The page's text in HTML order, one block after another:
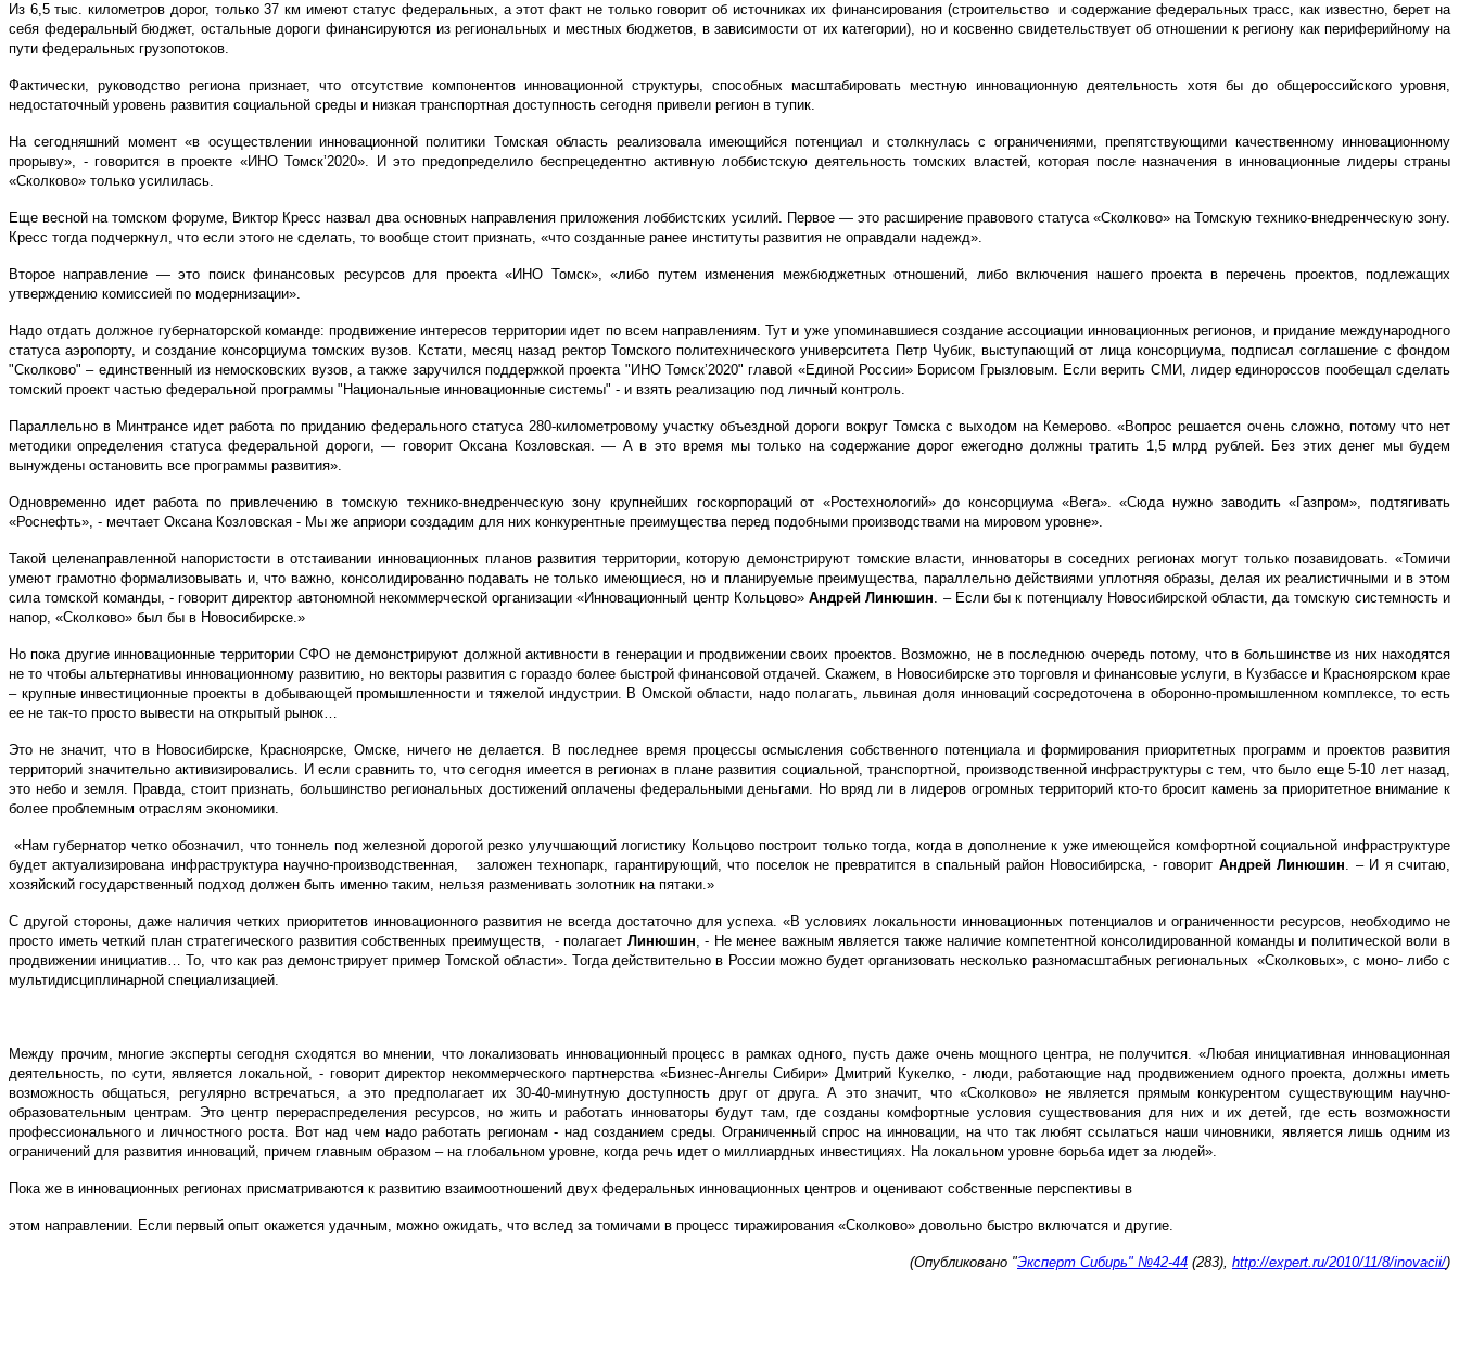
Из 6,5 тыс. километров дорог, только 37 км имеют статус федеральных, а этот факт не только говорит об источниках их финансирования (строительство и содержание федеральных трасс, как известно, берет на
себя федеральный бюджет, остальные дороги финансируются из региональных и местных бюджетов, в зависимости от их категории), но и косвенно свидетельствует об отношении к региону как периферийному на
пути федеральных грузопотоков.
Фактически, руководство региона признает, что отсутствие компонентов инновационной структуры, способных масштабировать местную инновационную деятельность хотя бы до общероссийского уровня,
недостаточный уровень развития социальной среды и низкая транспортная доступность сегодня привели регион в тупик.
На сегодняшний момент «в осуществлении инновационной политики Томская область реализовала имеющийся потенциал и столкнулась с ограничениями, препятствующими качественному инновационному
прорыву», - говорится в проекте «ИНО Томск’2020». И это предопределило беспрецедентно активную лоббистскую деятельность томских властей, которая после назначения в инновационные лидеры страны
«Сколково» только усилилась.
Еще весной на томском форуме, Виктор Кресс назвал два основных направления приложения лоббистских усилий. Первое — это расширение правового статуса «Сколково» на Томскую технико-внедренческую зону.
Кресс тогда подчеркнул, что если этого не сделать, то вообще стоит признать, «что созданные ранее институты развития не оправдали надежд».
Второе направление — это поиск финансовых ресурсов для проекта «ИНО Томск», «либо путем изменения межбюджетных отношений, либо включения нашего проекта в перечень проектов, подлежащих
утверждению комиссией по модернизации».
Надо отдать должное губернаторской команде: продвижение интересов территории идет по всем направлениям. Тут и уже упоминавшиеся создание ассоциации инновационных регионов, и придание международного
статуса аэропорту, и создание консорциума томских вузов. Кстати, месяц назад ректор Томского политехнического университета Петр Чубик, выступающий от лица консорциума, подписал соглашение с фондом
"Сколково" – единственный из немосковских вузов, а также заручился поддержкой проекта "ИНО Томск’2020" главой «Единой России» Борисом Грызловым. Если верить СМИ, лидер единороссов пообещал сделать
томский проект частью федеральной программы "Национальные инновационные системы" - и взять реализацию под личный контроль.
Параллельно в Минтрансе идет работа по приданию федерального статуса 280-километровому участку объездной дороги вокруг Томска с выходом на Кемерово. «Вопрос решается очень сложно, потому что нет
методики определения статуса федеральной дороги, — говорит Оксана Козловская. — А в это время мы только на содержание дорог ежегодно должны тратить 1,5 млрд рублей. Без этих денег мы будем
вынуждены остановить все программы развития».
Одновременно идет работа по привлечению в томскую технико-внедренческую зону крупнейших госкорпораций от «Ростехнологий» до консорциума «Вега». «Сюда нужно заводить «Газпром», подтягивать
«Роснефть», - мечтает Оксана Козловская - Мы же априори создадим для них конкурентные преимущества перед подобными производствами на мировом уровне».
Такой целенаправленной напористости в отстаивании инновационных планов развития территории, которую демонстрируют томские власти, инноваторы в соседних регионах могут только позавидовать. «Томичи
умеют грамотно формализовывать и, что важно, консолидированно подавать не только имеющиеся, но и планируемые преимущества, параллельно действиями уплотняя образы, делая их реалистичными и в этом
сила томской команды, - говорит директор автономной некоммерческой организации «Инновационный центр Кольцово» Андрей Линюшин. – Если бы к потенциалу Новосибирской области, да томскую системность и
напор, «Сколково» был бы в Новосибирске.»
Но пока другие инновационные территории СФО не демонстрируют должной активности в генерации и продвижении своих проектов. Возможно, не в последнюю очередь потому, что в большинстве из них находятся
не то чтобы альтернативы инновационному развитию, но векторы развития с гораздо более быстрой финансовой отдачей. Скажем, в Новосибирске это торговля и финансовые услуги, в Кузбассе и Красноярском крае
– крупные инвестиционные проекты в добывающей промышленности и тяжелой индустрии. В Омской области, надо полагать, львиная доля инноваций сосредоточена в оборонно-промышленном комплексе, то есть
ее не так-то просто вывести на открытый рынок…
Это не значит, что в Новосибирске, Красноярске, Омске, ничего не делается. В последнее время процессы осмысления собственного потенциала и формирования приоритетных программ и проектов развития
территорий значительно активизировались. И если сравнить то, что сегодня имеется в регионах в плане развития социальной, транспортной, производственной инфраструктуры с тем, что было еще 5-10 лет назад,
это небо и земля. Правда, стоит признать, большинство региональных достижений оплачены федеральными деньгами. Но вряд ли в лидеров огромных территорий кто-то бросит камень за приоритетное внимание к
более проблемным отраслям экономики.
«Нам губернатор четко обозначил, что тоннель под железной дорогой резко улучшающий логистику Кольцово построит только тогда, когда в дополнение к уже имеющейся комфортной социальной инфраструктуре
будет актуализирована инфраструктура научно-производственная, заложен технопарк, гарантирующий, что поселок не превратится в спальный район Новосибирска, - говорит Андрей Линюшин. – И я считаю,
хозяйский государственный подход должен быть именно таким, нельзя разменивать золотник на пятаки.»
С другой стороны, даже наличия четких приоритетов инновационного развития не всегда достаточно для успеха. «В условиях локальности инновационных потенциалов и ограниченности ресурсов, необходимо не
просто иметь четкий план стратегического развития собственных преимуществ, - полагает Линюшин, - Не менее важным является также наличие компетентной консолидированной команды и политической воли в
продвижении инициатив… То, что как раз демонстрирует пример Томской области». Тогда действительно в России можно будет организовать несколько разномасштабных региональных «Сколковых», с моно- либо с
мультидисциплинарной специализацией.
Между прочим, многие эксперты сегодня сходятся во мнении, что локализовать инновационный процесс в рамках одного, пусть даже очень мощного центра, не получится. «Любая инициативная инновационная
деятельность, по сути, является локальной, - говорит директор некоммерческого партнерства «Бизнес-Ангелы Сибири» Дмитрий Кукелко, - люди, работающие над продвижением одного проекта, должны иметь
возможность общаться, регулярно встречаться, а это предполагает их 30-40-минутную доступность друг от друга. А это значит, что «Сколково» не является прямым конкурентом существующим научно-
образовательным центрам. Это центр перераспределения ресурсов, но жить и работать инноваторы будут там, где созданы комфортные условия существования для них и их детей, где есть возможности
профессионального и личностного роста. Вот над чем надо работать регионам - над созданием среды. Ограниченный спрос на инновации, на что так любят ссылаться наши чиновники, является лишь одним из
ограничений для развития инноваций, причем главным образом – на глобальном уровне, когда речь идет о миллиардных инвестициях. На локальном уровне борьба идет за людей».
Пока же в инновационных регионах присматриваются к развитию взаимоотношений двух федеральных инновационных центров и оценивают собственные перспективы в
этом направлении. Если первый опыт окажется удачным, можно ожидать, что вслед за томичами в процесс тиражирования «Сколково» довольно быстро включатся и другие.
(Опубликовано "Эксперт Сибирь" №42-44 (283), http://expert.ru/2010/11/8/inovacii/)